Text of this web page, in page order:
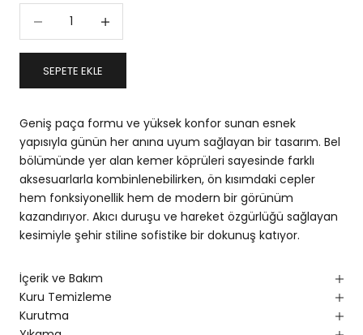
Miktarı azalt
SEPETE EKLE
Geniş paça formu ve yüksek konfor sunan esnek
yapısıyla günün her anına uyum sağlayan bir tasarım. Bel
bölümünde yer alan kemer köprüleri sayesinde farklı
aksesuarlarla kombinlenebilirken, ön kısımdaki cepler
hem fonksiyonellik hem de modern bir görünüm
kazandırıyor. Akıcı duruşu ve hareket özgürlüğü sağlayan
kesimiyle şehir stiline sofistike bir dokunuş katıyor.
İçerik ve Bakım
Kuru Temizleme
Kurutma